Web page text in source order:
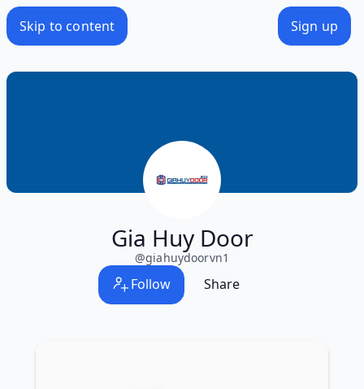
Skip to content Sign up
Gia Huy Door
@giahuydoorvn1
Follow Share